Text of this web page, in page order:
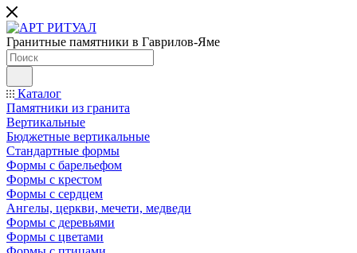
Гранитные памятники в Гаврилов-Яме
Каталог
Памятники из гранита
Вертикальные
Бюджетные вертикальные
Стандартные формы
Формы с барельефом
Формы с крестом
Формы с сердцем
Ангелы, церкви, мечети, медведи
Формы с деревьями
Формы с цветами